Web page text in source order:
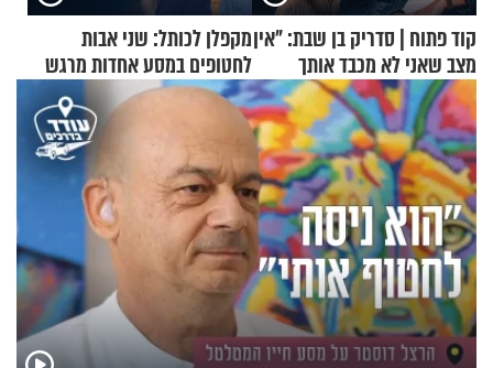
קוד פתוח | סדריק בן שבת: "אין
מצב שאני לא מכבד אותך
בבוקר בהנחת תפילין"
מקפלן לכותל: שני אבות
לחטופים במסע אחדות מרגש